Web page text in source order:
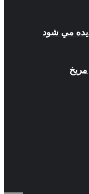
مي شود